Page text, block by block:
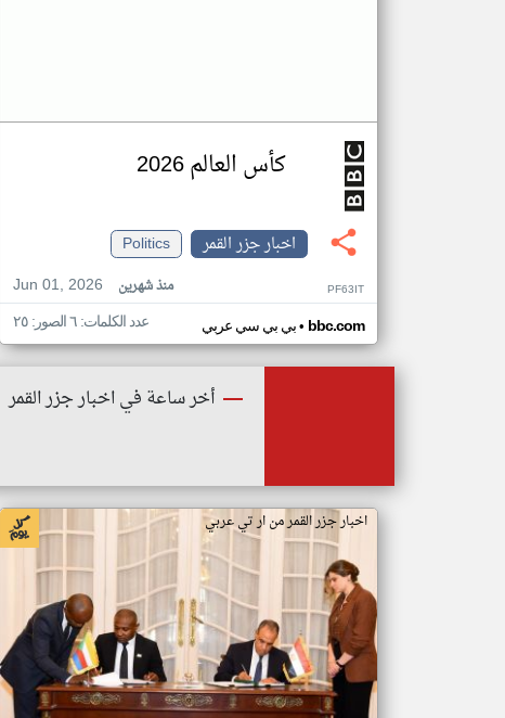
كأس العالم 2026
اخبار جزر القمر
Politics
Jun 01, 2026
منذ شهرين PF63IT
بي بي سي عربي• bbc.com عدد الكلمات: ٦ الصور: ٢٥
أخر ساعة في اخبار جزر القمر
اخبار جزر القمر من ار تي عربي